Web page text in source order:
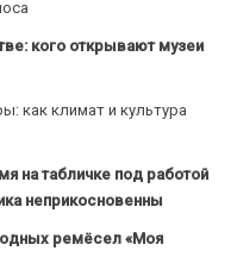
кого открывают музеи
как климат и культура
на табличке под работой
неприкосновенны
ремёсел «Моя